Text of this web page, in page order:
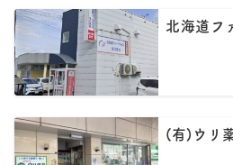
北海道フ
(有)ウリ